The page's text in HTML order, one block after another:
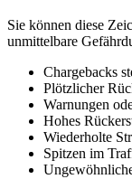
Sie können diese
unmittelbare
Chargebacks
Plötzlicher
Warnungen
Hohes
Wiederholte
Spitzen im